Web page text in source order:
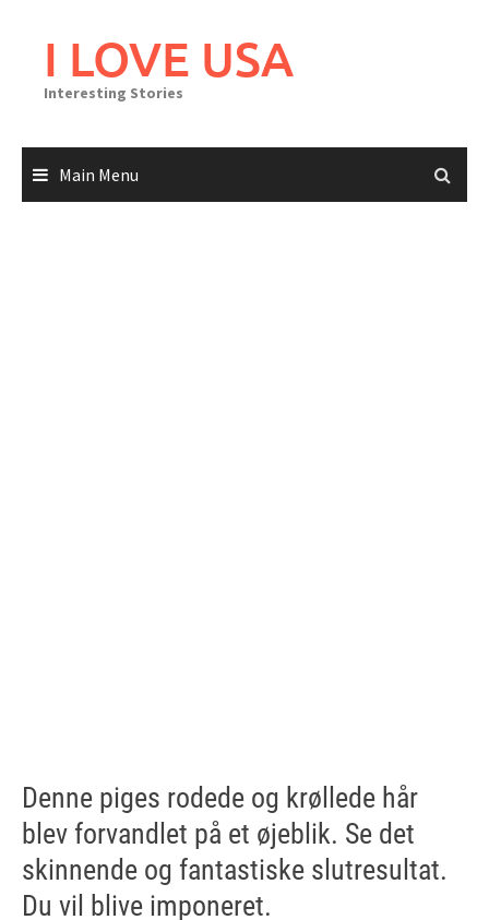
I LOVE USA
Interesting Stories
Main Menu
Denne piges rodede og krøllede hår
blev forvandlet på et øjeblik. Se det
skinnende og fantastiske slutresultat.
Du vil blive imponeret.